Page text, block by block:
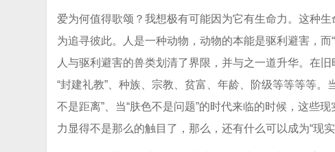
爱为何值得歌颂？我想极有可能因为它有生命力。这种
为追寻彼此。人是一种动物，动物的本能是驱利避害，而
人与驱利避害的兽类划清了界限，并与之一道升华。在
“封建礼教”、种族、宗教、贫富、年龄、阶级等等等等
不是距离”、当“肤色不是问题”的时代来临的时候，这些
力显得不是那么的触目了，那么，还有什么可以成为“现